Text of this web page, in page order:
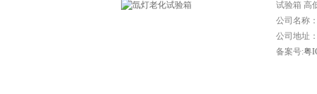
试验箱 高
公司名称
公司地址
备案号:粤